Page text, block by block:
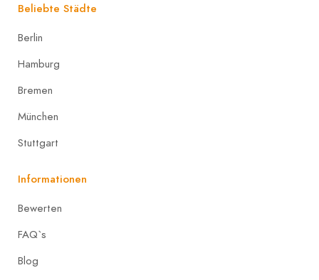
Beliebte Städte
Berlin
Hamburg
Bremen
München
Stuttgart
Informationen
Bewerten
FAQ`s
Blog